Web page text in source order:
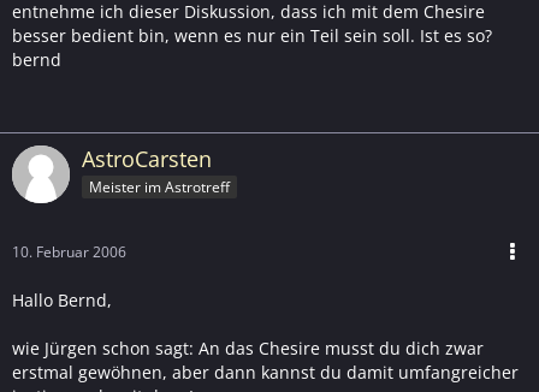
entnehme ich dieser Diskussion, dass ich mit dem Chesire
besser bedient bin, wenn es nur ein Teil sein soll. Ist es so?
bernd
AstroCarsten
Meister im Astrotreff
10. Februar 2006
Hallo Bernd,
wie Jürgen schon sagt: An das Chesire musst du dich zwar
erstmal gewöhnen, aber dann kannst du damit umfangreicher